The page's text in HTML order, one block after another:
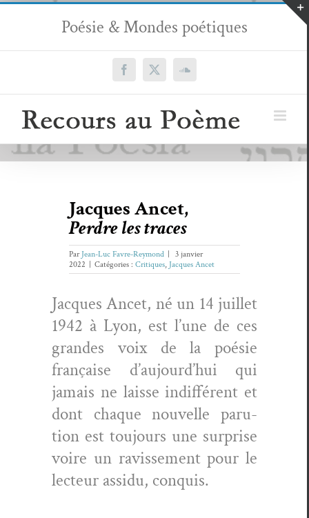
Passer
contenu
Poésie & Mondes poétiques
Facebook
X SoundCloud
Jacques Ancet,
Perdre les traces
Par Jean-Luc Favre-Reymond
3 janvier
2022
Catégories : Critiques, Jacques Ancet
Jacques Ancet, né un 14 juil­let
1942 à Lyon, est l’une de ces
grandes voix de la poésie
française d’aujourd’hui qui
jamais ne laisse indif­férent et
dont chaque nou­velle paru­
tion est tou­jours une sur­prise
voire un ravisse­ment pour le
lecteur assidu, conquis.